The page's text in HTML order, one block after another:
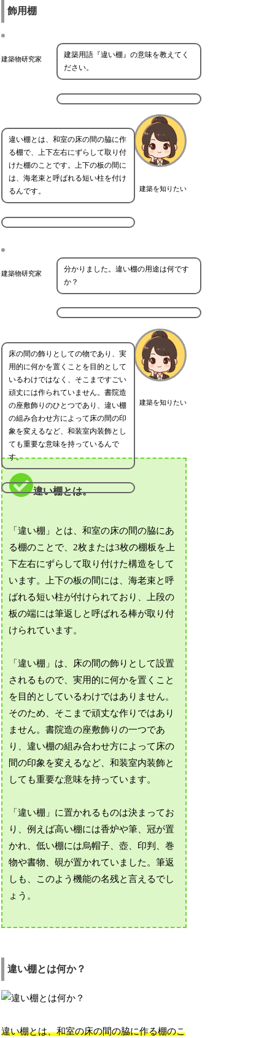
飾用棚
建築物研究家
建築用語『違い棚』の意味を教えてく
ださい。
建築を知りたい
違い棚とは、和室の床の間の脇に作
る棚で、上下左右にずらして取り付
けた棚のことです。上下の板の間に
は、海老束と呼ばれる短い柱を付け
るんです。
建築物研究家
分かりました。違い棚の用途は何です
か？
建築を知りたい
床の間の飾りとしての物であり、実
用的に何かを置くことを目的として
いるわけではなく、そこまですごい
頑丈には作られていません。書院造
の座敷飾りのひとつであり、違い棚
の組み合わせ方によって床の間の印
象を変えるなど、和装室内装飾とし
ても重要な意味を持っているんで
す。
違い棚とは。
「違い棚」とは、和室の床の間の脇にあ
る棚のことで、2枚または3枚の棚板を上
下左右にずらして取り付けた構造をして
います。上下の板の間には、海老束と呼
ばれる短い柱が付けられており、上段の
板の端には筆返しと呼ばれる棒が取り付
けられています。
「違い棚」は、床の間の飾りとして設置
されるもので、実用的に何かを置くこと
を目的としているわけではありません。
そのため、そこまで頑丈な作りではあり
ません。書院造の座敷飾りの一つであ
り、違い棚の組み合わせ方によって床の
間の印象を変えるなど、和装室内装飾と
しても重要な意味を持っています。
「違い棚」に置かれるものは決まってお
り、例えば高い棚には香炉や筆、冠が置
かれ、低い棚には烏帽子、壺、印判、巻
物や書物、硯が置かれていました。筆返
しも、このよう機能の名残と言えるでし
ょう。
違い棚とは何か？
違い棚とは、和室の床の間の脇に作る棚のこ